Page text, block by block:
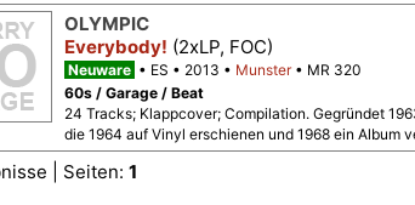
OLYMPIC
Everybody! (2xLP, FOC)
Neuware ES 2013 Munster
MR 320
60s / Garage / Beat
24 Tracks; Klappcover; Compilation. Gegründet
die 1964 auf Vinyl erschienen und 1968 ein Album
| Seiten: 1